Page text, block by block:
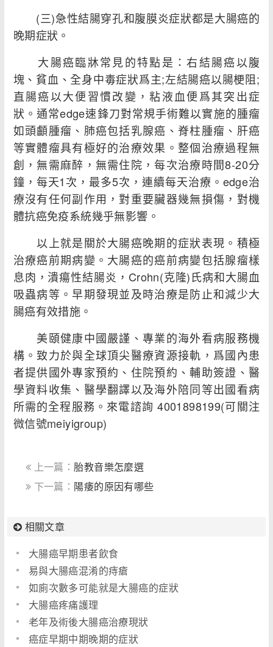
(三)急性結腸穿孔和腹膜炎症狀都是大腸癌的
晚期症狀。
大腸癌臨牀常見的特點是：右結腸癌以腹
塊、貧血、全身中毒症狀爲主;左結腸癌以腸梗阻;
直腸癌以大便習慣改變，粘液血便爲其突出症
狀。通常edge速鋒刀對常規手術難以實施的腫瘤
如頭顱腫瘤、肺癌包括乳腺癌、脊柱腫瘤、肝癌
等實體瘤具有極好的治療效果。整個治療過程無
創，無需麻醉，無需住院，每次治療時間8-20分
鐘，每天1次，最多5次，連續每天治療。edge治
療沒有任何副作用，對重要臟器幾無損傷，對機
體抗癌免疫系統幾乎無影響。
以上就是關於大腸癌晚期的症狀表現。積極
治療癌前期病變。大腸癌的癌前病變包括腺瘤樣
息肉，潰瘍性結腸炎，Crohn(克隆)氏病和大腸血
吸蟲病等。早期發現並及時治療是防止和減少大
腸癌有效措施。
美頤健康中國嚴謹、專業的海外看病服務機
構。致力於與全球頂尖醫療資源接軌，爲國內患
者提供國外專家預約、住院預約、輔助簽證、醫
學資料收集、醫學翻譯以及海外陪同等出國看病
所需的全程服務。來電諮詢 4001898199(可關注
微信號meiyigroup)
上一篇： 胎教音樂怎麼選
下一篇： 陽痿的原因有哪些
相關文章
大腸癌早期患者飲食
易與大腸癌混淆的痔瘡
如廁次數多可能就是大腸癌的症狀
大腸癌疼痛護理
老年及術後大腸癌治療現狀
癌症早期中期晚期的症狀